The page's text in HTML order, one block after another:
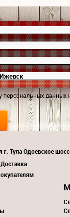
персональных данных
Тула Одоевское
Доставка